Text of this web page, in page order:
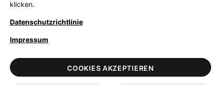
LegalDatenschutzrichtlinieZugänglichkeitHinweis zu Cookies
VerkaufsbedingungenNutzungsbedingungen
klicken.
Datenschutzrichtlinie
Impressum
COOKIES AKZEPTIEREN